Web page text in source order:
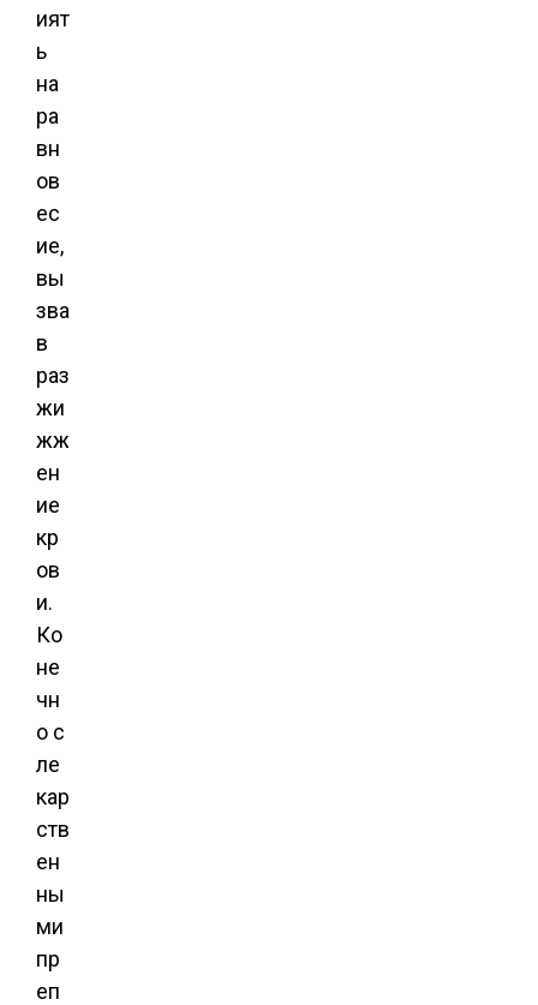
ият
ь
на
ра
вн
ов
ес
ие,
вы
зва
в
раз
жи
жж
ен
ие
кр
ов
и.
Ко
не
чн
о с
ле
кар
ств
ен
ны
ми
пр
еп